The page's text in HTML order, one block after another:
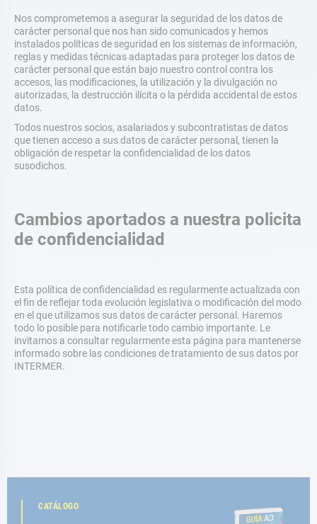
Nos comprometemos a asegurar la seguridad de los datos de
carácter personal que nos han sido comunicados y hemos
instalados políticas de seguridad en los sistemas de información,
reglas y medidas técnicas adaptadas para proteger los datos de
carácter personal que están bajo nuestro control contra los
accesos, las modificaciones, la utilización y la divulgación no
autorizadas, la destrucción ilícita o la pérdida accidental de estos
datos.
Todos nuestros socios, asalariados y subcontratistas de datos
que tienen acceso a sus datos de carácter personal, tienen la
obligación de respetar la confidencialidad de los datos
susodichos.
Cambios aportados a nuestra policita
de confidencialidad
Esta política de confidencialidad es regularmente actualizada con
el fin de reflejar toda evolución legislativa o modificación del modo
en el que utilizamos sus datos de carácter personal. Haremos
todo lo posible para notificarle todo cambio importante. Le
invitamos a consultar regularmente esta página para mantenerse
informado sobre las condiciones de tratamiento de sus datos por
INTERMER.
CATÁLOGO